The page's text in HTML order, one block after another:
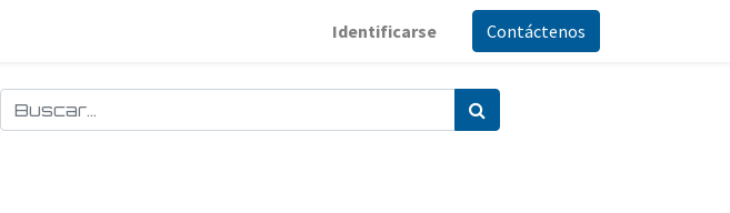
Identificarse Contáctenos